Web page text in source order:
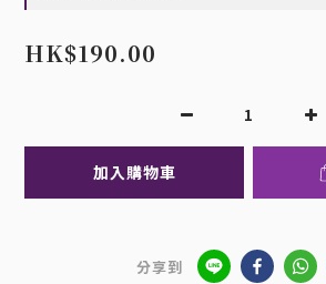
HK$190.00
加入購物車
分享到